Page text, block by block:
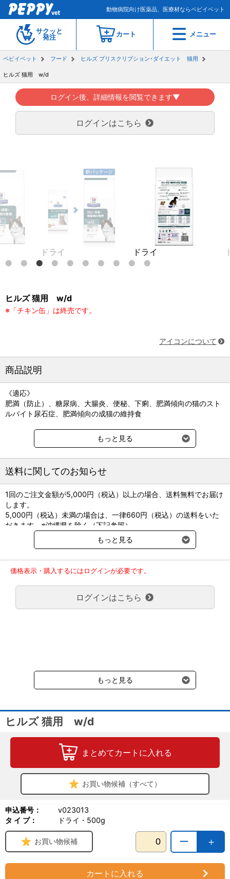
動物病院向け医薬品、医療材ならペピイベット
サクッと
発注
カート メニュー
ペピイベット フード ヒルズ プリスクリプション･ダイエット 猫用
ヒルズ 猫用 w/d
ログイン後、詳細情報を閲覧できます▼
ログインはこちら
ヒルズ 猫用 w/d
※「チキン缶」は終売です。
アイコンについて
商品説明
《適応》
肥満（防止）、糖尿病、大腸炎、便秘、下痢、肥満傾向の猫のスト
ルバイト尿石症、肥満傾向の成猫の維持食
（ドライ製品のみ）高脂血症
●肥満防止に役立つ栄養組成
・肥満傾向の成猫のために、脂肪を制限し、繊維を多く含むこと
で、カロリー摂取量を低減
・筋肉量の維持と体脂肪とのバランスに配慮して高レベルのL-カル
ニチンを配合
●糖尿病の管理に役立つ栄養組成
・食物繊維を多く含み、血糖値の変動を抑えることに役立ち、糖尿
●大腸炎、下痢・便秘の管理に役立つ栄養組成
●肥満傾向の成猫のストルバイト結晶や尿石症が形成されにくくす
・酸性尿を産生させることが、ストルバイト尿石のリスクを軽減
●高脂血症の管理に役立つ栄養組成（ドライ製品）
・脂肪を制限し、繊維を多く含むことで、血液中の脂質レベルの低
もっと見る
送料に関してのお知らせ
1回のご注文金額が5,000円（税込）以上の場合、送料無料でお届け
します。
5,000円（税込）未満の場合は、一律660円（税込）の送料をいた
だきます。※沖縄県を除く（下記参照）
※2017年11月14日（火）より沖縄県へのお届けにつきましては、1
回のご注文金額（税込）が、30,000円以上で配送無料となります。
ご了承のほどよろしくお願い致します。
弊社都合でお届けが２回以上に分かれる場合の送料負担は、１回分
のみで新たな送料は発生しません。
大型商品送料が必要な商品をご注文の場合は、大型商品送料のみご
負担頂きます。
受けます。
もっと見る
価格表示・購入するにはログインが必要です。
ログインはこちら
もっと見る
ヒルズ 猫用 w/d
まとめてカートに入れる
お買い物候補（すべて）
申込番号：
v023013
タ イ プ：
ドライ・500g
＋
ー
お買い物候補
カートに入れる